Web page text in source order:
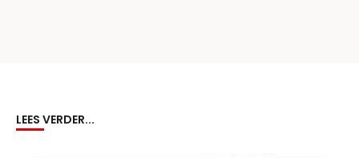
LEES VERDER...